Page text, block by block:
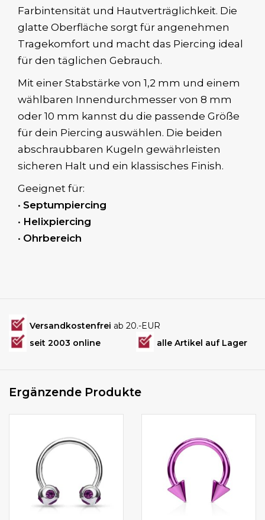
Farbintensität und Hautverträglichkeit. Die
glatte Oberfläche sorgt für angenehmen
Tragekomfort und macht das Piercing ideal
für den täglichen Gebrauch.
Mit einer Stabstärke von 1,2 mm und einem
wählbaren Innendurchmesser von 8 mm
oder 10 mm kannst du die passende Größe
für dein Piercing auswählen. Die beiden
abschraubbaren Kugeln gewährleisten
sicheren Halt und ein klassisches Finish.
Geeignet für:
• Septumpiercing
• Helixpiercing
• Ohrbereich
Versandkostenfrei ab 20.-EUR
seit 2003 online
alle Artikel auf Lager
Ergänzende Produkte